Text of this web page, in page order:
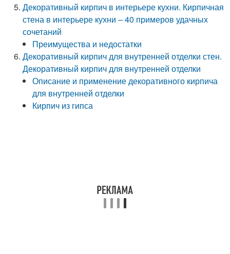
Декоративный кирпич в интерьере кухни. Кирпичная
стена в интерьере кухни – 40 примеров удачных
сочетаний
Преимущества и недостатки
Декоративный кирпич для внутренней отделки стен.
Декоративный кирпич для внутренней отделки
Описание и применение декоративного кирпича
для внутренней отделки
Кирпич из гипса